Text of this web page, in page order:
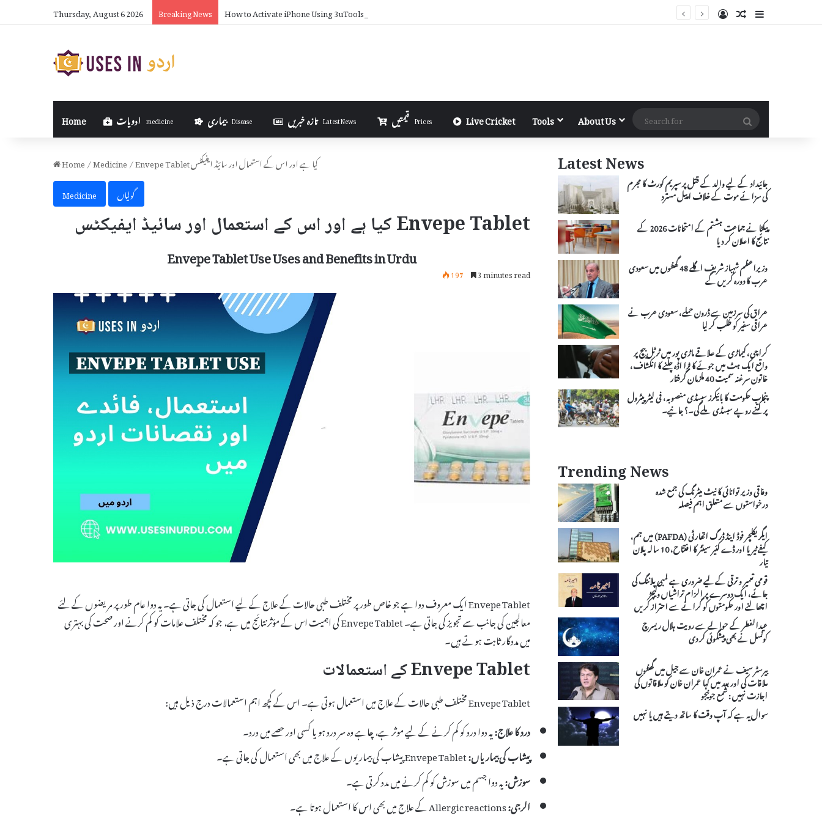
Thursday, August 6 2026 Breaking News How to Activate iPhone Using 3uTools in Urdu Log InRandom Article
Sidebar
Home medicine بیماری Disease تازہ خبریں Latest News Prices Live Cricket Tools About Us
Search
for
Home/Medicine/
Envepe Tablet کیا ہے اور اس کے استعمال اور سائیڈ ایفیکٹس
Medicine
گولیاں
Envepe Tablet کیا ہے اور اس کے استعمال اور سائیڈ ایفیکٹس
Envepe Tablet Use Uses and Benefits in Urdu
197 3 minutes read
Envepe Tablet ایک معروف دوا ہے جو خاص طور پر مختلف طبی حالات کے علاج کے لیے استعمال کی جاتی ہے۔ یہ دوا عام طور پر مریضوں کے لئے
معالجین کی جانب سے تجویز کی جاتی ہے۔ Envepe Tablet کی اہمیت اس کے مؤثر نتائج میں ہے، جو کہ مختلف علامات کو کم کرنے اور صحت کی بہتری
میں مددگار ثابت ہوتے ہیں۔
Envepe Tablet کے استعمالات
Envepe Tablet مختلف طبی حالات کے علاج میں استعمال ہوتی ہے۔ اس کے کچھ اہم استعمالات درج ذیل ہیں:
درد کا علاج:یہ دوا درد کو کم کرنے کے لیے موثر ہے، چاہے وہ سر درد ہو یا کسی اور حصے میں درد۔
پیشاب کی بیماریاں:
سوزش:یہ دوا جسم میں سوزش کو کم کرنے میں مدد کرتی ہے۔
الرجی:
Latest News
جائیداد کے لیے والد کے قتل پر سپریم کورٹ کا مجرم
کی سزائے موت کے خلاف اپیل مسترد
پیکٹا نے جماعت ہشتم کے امتحانات 2026 کے
نتائج کا اعلان کر دیا
وزیراعظم شہباز شریف اگلے 48 گھنٹوں میں سعودی
عرب کا دورہ کریں گے
عراق کی سرزمین سے ڈرون حملے، سعودی عرب نے
عراقی سفیر کو طلب کر لیا
کراچی، کیماڑی کے علاقے ماڑی پور میں ٹرٹل بیچ پر
واقع ایک ہٹ میں جوئے کا بڑا اڈہ چلنے کا انکشاف،
خاتون سرغنہ سمیت 40 ملزمان گرفتار
پنجاب حکومت کا بائیکرز سبسڈی منصوبہ، فی لیٹر پیٹرول
پر کتنے روپے سبسڈی ملے گی۔؟ جانیے۔
Trending News
وفاقی وزیر توانائی کا نیٹ میٹرنگ کی جمع شدہ
درخواستوں سے متعلق اہم فیصلہ
ایگریکلچر فوڈ اینڈ ڈرگ اتھارٹی (PAFDA) میں جم،
کیفے ٹیریا اور ڈے کئیر سینٹر کا افتتاح، 10 سالہ پلان
تیار
قومی تعمیر و ترقی کے لیے ضروری ہے لمبی پلاننگ کی
جائے، ایک دوسرے پر الزام تراشیاں وکیچڑ
اچھالنے اور حکومتوں کو گرانے سے احتراز کریں
عیدالفطر کے حوالے سے رویت ہلال ریسرچ
کونسل نے بھی پیشگوئی کر دی
بیرسٹر سیف نے عمران خان سے جیل میں گھنٹوں
ملاقات کی اور بعد میں کہا عمران خان کو ملاقاتوں کی
اجازت نہیں : شمع جونیجو
سوال یہ ہے کہ آپ وقت کا ساتھ دیتے ہیں یا نہیں